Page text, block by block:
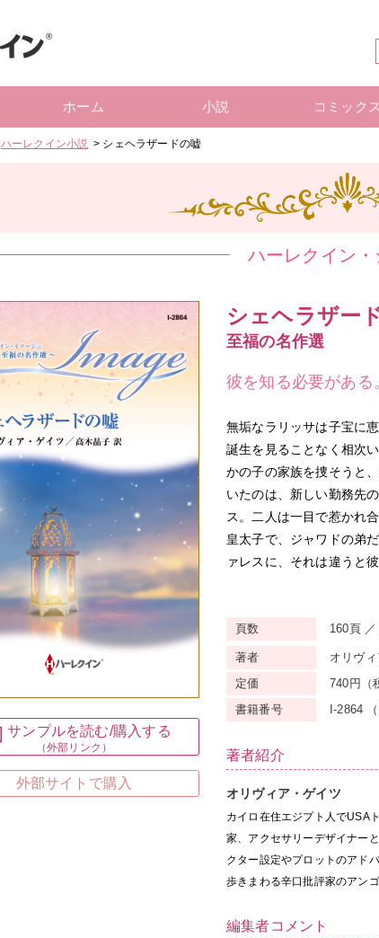
ホーム 小説 コミックス
ハーレクイン小説 シェヘラザードの嘘
ハーレクイン
サンプルを読む/購入する
（外部リンク）
外部サイトで購入
シェヘラザー
至福の名作選
彼を知る必要がある
無垢なラリッサは子宝に
誕生を見ることなく相次
かの子の家族を捜そうと
いたのは、新しい勤務先
ス。二人は一目で惹かれ
皇太子で、ジャワドの弟
ァレスに、それは違うと
頁数 160頁 ／
著者
オリヴ
定価
740円（
書籍番号
I-2864
著者紹介
オリヴィア・ゲイツ
カイロ在住エジプト人でUSA
家、アクセサリーデザイナー
クター設定やプロットのアド
歩きまわる辛口批評家のアン
編集者コメント